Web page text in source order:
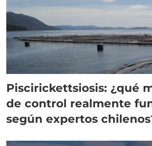
Piscirickettsiosis: ¿qué
de control realmente
según expertos